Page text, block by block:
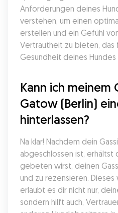
Anforderungen deines
verstehen, um einen
erstellen und ein Gefühl
Vertrautheit zu bieten, das
Gesundheit deines
Kann ich meinem
Gatow (Berlin)
hinterlassen?
Na klar! Nachdem dein
abgeschlossen ist, erhältst
gebeten wirst, deinen
und zu rezensieren.
erlaubt es dir nicht nur,
sondern hilft auch,